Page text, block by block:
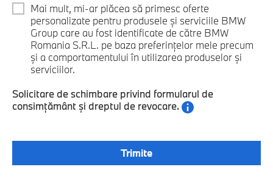
Mai mult, mi-ar plăcea să primesc oferte
personalizate pentru produsele și serviciile BMW
Group care au fost identificate de către BMW
Romania S.R.L. pe baza preferințelor mele precum
și a comportamentului în utilizarea produselor și
serviciilor.
Solicitare de schimbare privind formularul de
consimțământ și dreptul de revocare.